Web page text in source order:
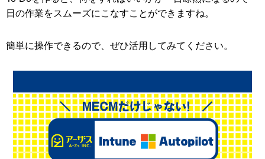
日の作業をスムーズにこなすことができますね。
簡単に操作できるので、ぜひ活用してみてください。